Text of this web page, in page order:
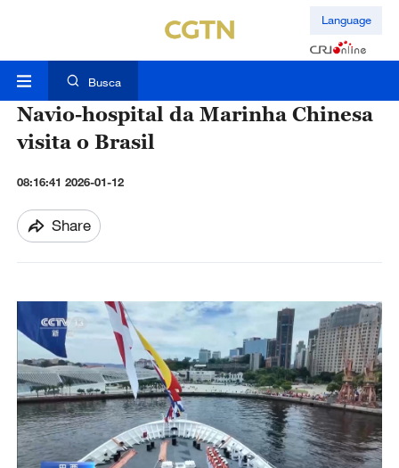
Language
Busca
Navio-hospital da Marinha Chinesa
visita o Brasil
08:16:41 2026-01-12
Share